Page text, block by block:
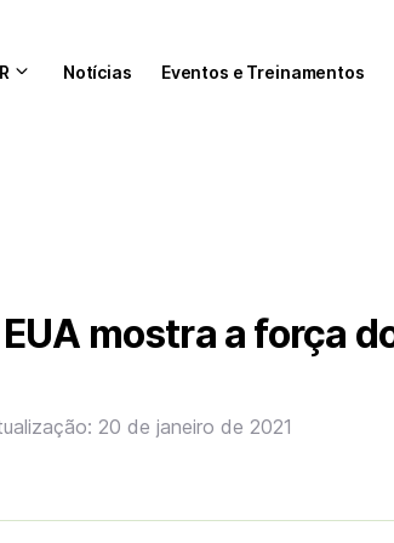
Notícias Eventos e Treinamentos
mostra a força
20 de janeiro de 2021